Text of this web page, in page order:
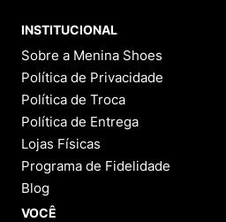
INSTITUCIONAL
Sobre a Menina Shoes
Política de Privacidade
Política de Troca
Política de Entrega
Lojas Físicas
Programa de Fidelidade
Blog
VOCÊ